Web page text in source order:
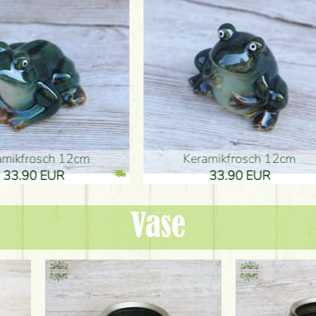
12cm
EUR
Keramikfrosch 12cm
33.90 EUR
Vase